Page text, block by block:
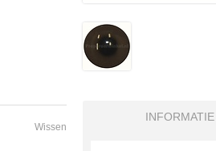
INFORMATIE
Wissen